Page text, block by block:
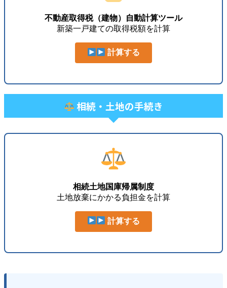
不動産取得税（建物）自動計算ツール
新築一戸建ての取得税額を計算
計算する
相続・土地の手続き
相続土地国庫帰属制度
土地放棄にかかる負担金を計算
計算する